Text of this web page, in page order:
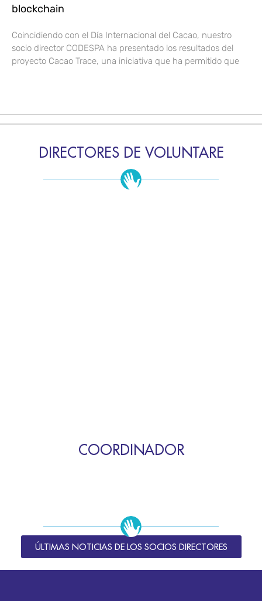
blockchain
Coincidiendo con el Día Internacional del Cacao, nuestro
socio director CODESPA ha presentado los resultados del
proyecto Cacao Trace, una iniciativa que ha permitido que
DIRECTORES DE VOLUNTARE
COORDINADOR
ÚLTIMAS NOTICIAS DE LOS SOCIOS DIRECTORES